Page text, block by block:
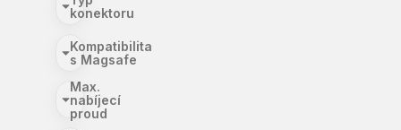
konektoru
Kompatibilita
s Magsafe
Max.
nabíjecí
proud